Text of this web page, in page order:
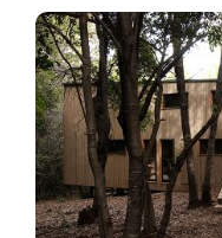
Arquitectura
CASA NALA